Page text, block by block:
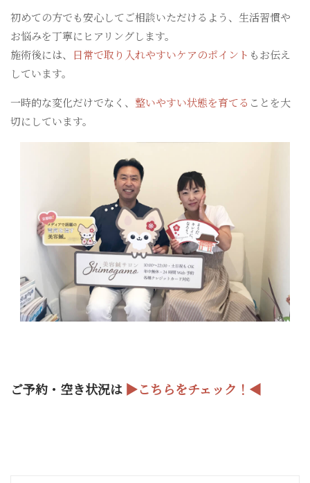
初めての方でも安心してご相談いただけるよう、生活習慣や
お悩みを丁寧にヒアリングします。
施術後には、
日常で取り入れやすいケアのポイント もお伝え
しています。
一時的な変化だけでなく、 整いやすい状態を育てる ことを大
切にしています。
ご予約・空き状況は ▶︎こちらをチェック！◀︎